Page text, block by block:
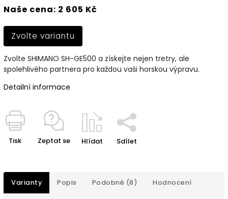
Naše cena: 2 605 Kč
Zvolte variantu
Zvolte SHIMANO SH-GE500 a získejte nejen tretry, ale
spolehlivého partnera pro každou vaši horskou výpravu.
Detailní informace
Tisk Zeptat se Hlídat Sdílet
Varianty Popis Podobné (8) Hodnocení